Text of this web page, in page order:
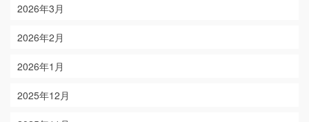
2026年3月
2026年2月
2026年1月
2025年12月